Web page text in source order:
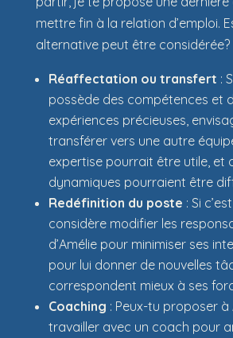
mettre fin à la relation d’emploi.
alternative peut être considérée?
Réaffectation ou transfert :
possède des compétences et
expériences précieuses,
transférer vers une autre
expertise pourrait être utile, et
dynamiques pourraient être
Redéfinition du poste : Si
considère modifier les
d’Amélie pour minimiser ses
pour lui donner de nouvelles
correspondent mieux à ses
Coaching : Peux-tu proposer à
travailler avec un coach pour